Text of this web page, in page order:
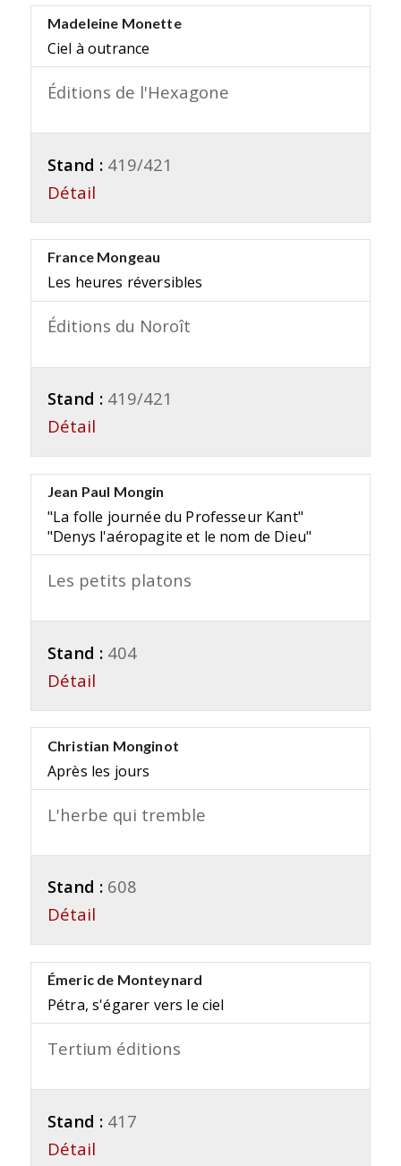
Madeleine Monette
Ciel à outrance
Éditions de l'Hexagone
Stand : 419/421
Détail
France Mongeau
Les heures réversibles
Éditions du Noroît
Stand : 419/421
Détail
Jean Paul Mongin
"La folle journée du Professeur Kant"
"Denys l'aéropagite et le nom de Dieu"
Les petits platons
Stand : 404
Détail
Christian Monginot
Après les jours
L'herbe qui tremble
Stand : 608
Détail
Émeric de Monteynard
Pétra, s'égarer vers le ciel
Tertium éditions
Stand : 417
Détail